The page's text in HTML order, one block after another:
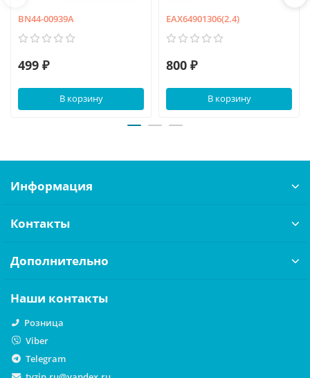
BN44-00939A
499 ₽
В корзину
EAX64901306(2.4)
800 ₽
В корзину
Информация
Контакты
Дополнительно
Наши контакты
Розница
Viber
Telegram